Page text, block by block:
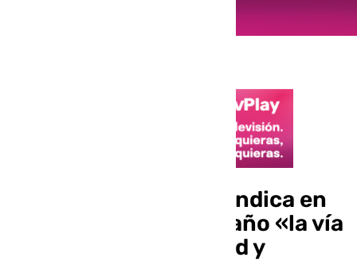
Juanma Moreno reivindica en
su mensaje de fin de año «la vía
andaluza de serenidad y